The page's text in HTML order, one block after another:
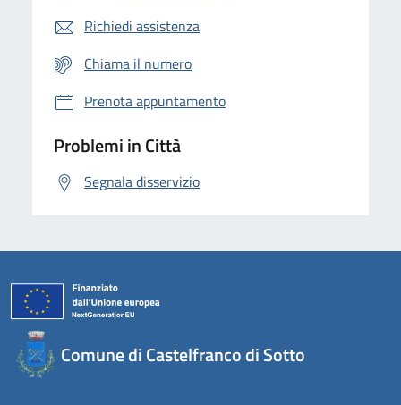
Richiedi assistenza
Chiama il numero
Prenota appuntamento
Problemi in Città
Segnala disservizio
Comune di Castelfranco di Sotto